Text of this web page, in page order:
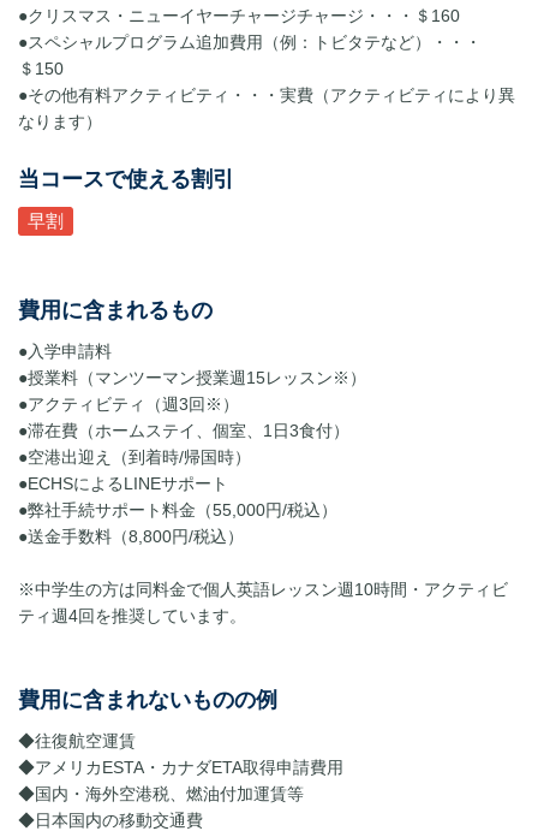
●クリスマス・ニューイヤーチャージチャージ・・・＄160
●スペシャルプログラム追加費用（例：トビタテなど）・・・
＄150
●その他有料アクティビティ・・・実費（アクティビティにより異
なります）
当コースで使える割引
早割
費用に含まれるもの
●入学申請料
●授業料（マンツーマン授業週15レッスン※）
●アクティビティ（週3回※）
●滞在費（ホームステイ、個室、1日3食付）
●空港出迎え（到着時/帰国時）
●ECHSによるLINEサポート
●弊社手続サポート料金（55,000円/税込）
●送金手数料（8,800円/税込）
※中学生の方は同料金で個人英語レッスン週10時間・アクティビ
ティ週4回を推奨しています。
費用に含まれないものの例
◆往復航空運賃
◆アメリカESTA・カナダETA取得申請費用
◆国内・海外空港税、燃油付加運賃等
◆日本国内の移動交通費